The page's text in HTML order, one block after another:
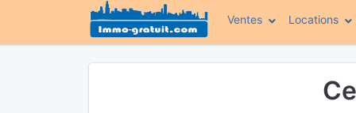
Ventes Locations